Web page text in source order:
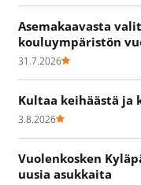
Asemakaavasta
kouluympäristön
31.7.2026
Kultaa keihäästä ja
3.8.2026
Vuolenkosken
uusia asukkaita